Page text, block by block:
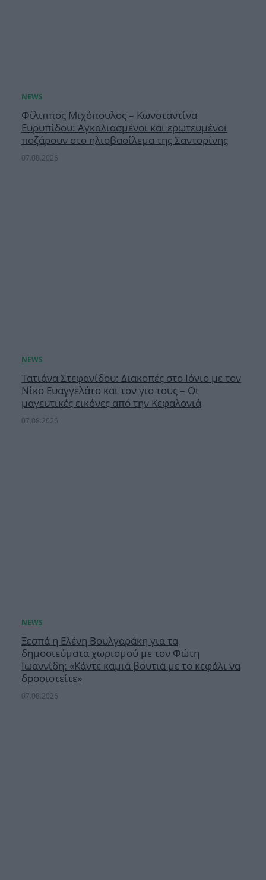
Φίλιππος Μιχόπουλος – Κωνσταντίνα
Ευρυπίδου: Αγκαλιασμένοι και ερωτευμένοι
ποζάρουν στο ηλιοβασίλεμα της Σαντορίνης
07.08.2026
Τατιάνα Στεφανίδου: Διακοπές στο Ιόνιο με τον
Νίκο Ευαγγελάτο και τον γιο τους – Οι
μαγευτικές εικόνες από την Κεφαλονιά
07.08.2026
Ξεσπά η Ελένη Βουλγαράκη για τα
δημοσιεύματα χωρισμού με τον Φώτη
Ιωαννίδη: «Κάντε καμιά βουτιά με το κεφάλι να
δροσιστείτε»
07.08.2026